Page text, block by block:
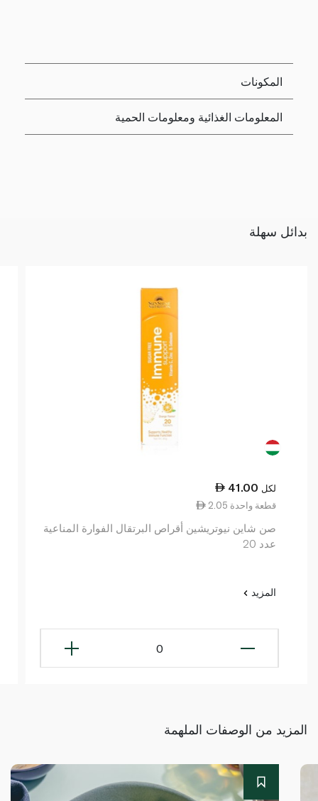
المكونات
المعلومات الغذائية ومعلومات الحمية
بدائل سهلة
41.00 لكل
2.05 قطعة واحدة
صن شاين نيوتريشين أقراص البرتقال الفوارة المناعية
عدد 20
المزيد
0
المزيد من الوصفات الملهمة